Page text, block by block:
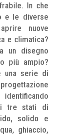
In che
e le diverse
nuove
e climatica?
un disegno
più ampio?
una serie di
i tre stati di
solido e
ghiaccio,